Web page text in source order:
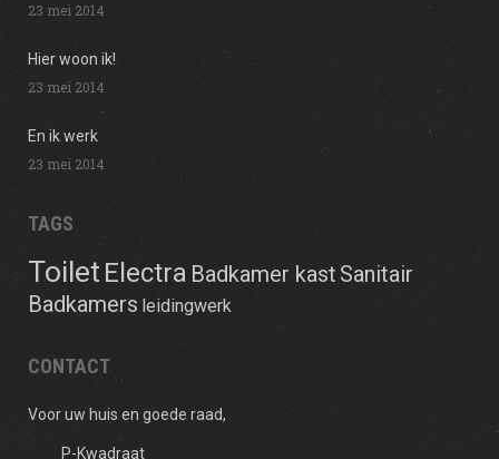
23 mei 2014
Hier woon ik!
23 mei 2014
En ik werk
23 mei 2014
TAGS
Toilet Electra Badkamer kast Sanitair
Badkamers leidingwerk
CONTACT
Voor uw huis en goede raad,
P-Kwadraat